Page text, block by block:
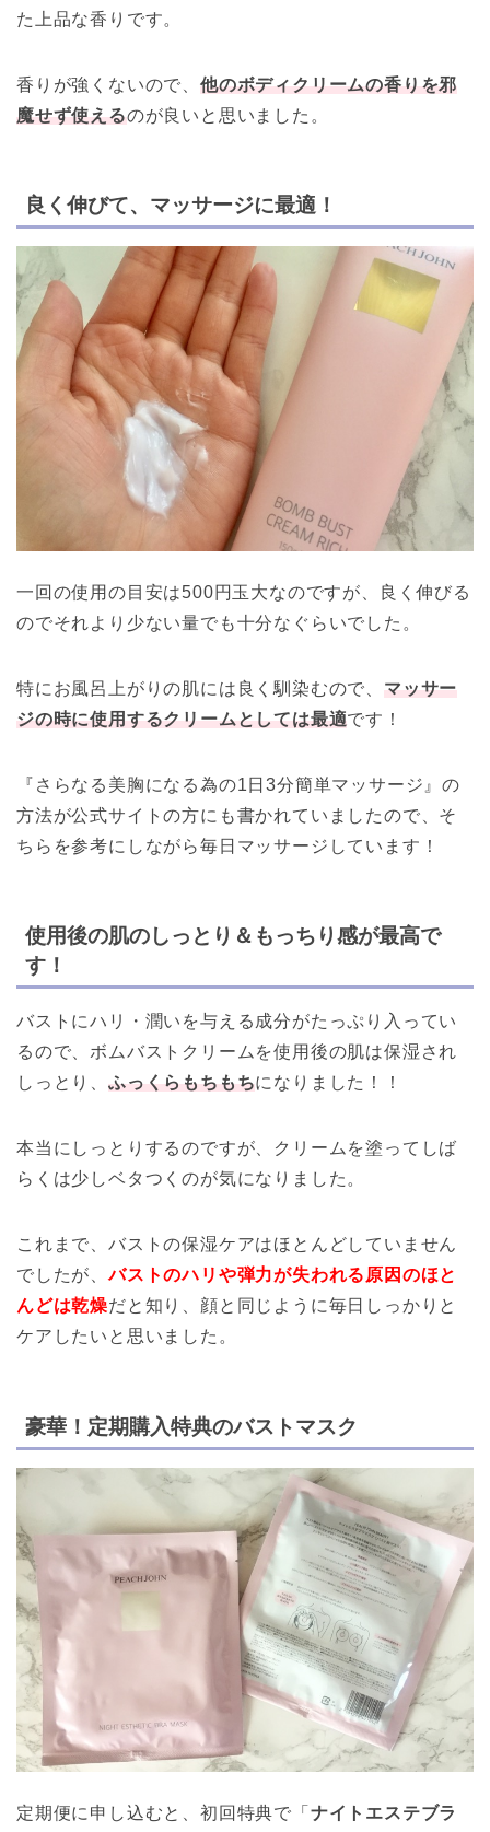
た上品な香りです。
香りが強くないので、 他のボディクリームの香りを邪
魔せず使えるのが良いと思いました。
良く伸びて、マッサージに最適！
一回の使用の目安は500円玉大なのですが、良く伸びる
のでそれより少ない量でも十分なぐらいでした。
特にお風呂上がりの肌には良く馴染むので、 マッサー
ジの時に使用するクリームとしては最適です！
『さらなる美胸になる為の1日3分簡単マッサージ』の
方法が公式サイトの方にも書かれていましたので、そ
ちらを参考にしながら毎日マッサージしています！
使用後の肌のしっとり＆もっちり感が最高で
す！
バストにハリ・潤いを与える成分がたっぷり入ってい
るので、ボムバストクリームを使用後の肌は保湿され
しっとり、 ふっくらもちもちになりました！！
本当にしっとりするのですが、クリームを塗ってしば
らくは少しベタつくのが気になりました。
これまで、バストの保湿ケアはほとんどしていません
でしたが、バストのハリや弾力が失われる原因のほと
んどは乾燥だと知り、顔と同じように毎日しっかりと
ケアしたいと思いました。
豪華！定期購入特典のバストマスク
定期便に申し込むと、初回特典で「 ナイトエステブラ